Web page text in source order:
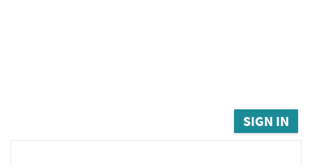
SIGN IN